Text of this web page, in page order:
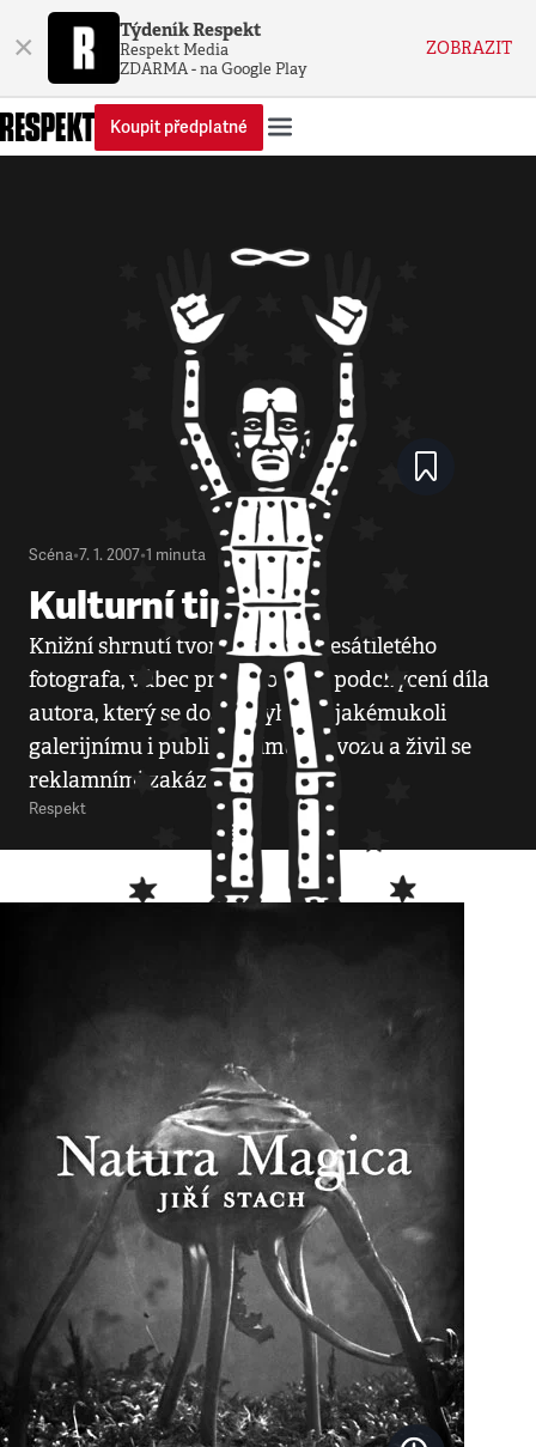
× Týdeník Respekt
Respekt Media
ZDARMA - na Google Play
ZOBRAZIT
Koupit předplatné
Scéna•7. 1. 2007•1 minuta
Kulturní tip
Knižní shrnutí tvorby dvaašedesátiletého
fotografa, vůbec první pokus o podchycení díla
autora, který se dosud vyhýbal jakémukoli
galerijnímu i publikačnímu provozu a živil se
reklamními zakázkami.
Respekt